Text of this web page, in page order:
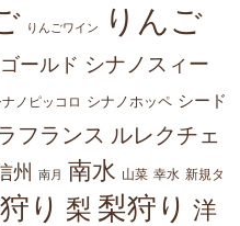
りんごワイン
りんご
ールド シナノスィー
ナノピッコロ シナノホッペ シード
フランス ルレクチェ
州 南月 南水 山菜 幸水 新規タ
り 梨 梨狩り 洋